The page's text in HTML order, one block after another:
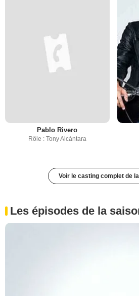
Pablo Rivero
Rôle : Tony Alcántara
Voir le casting complet de
Les épisodes de la